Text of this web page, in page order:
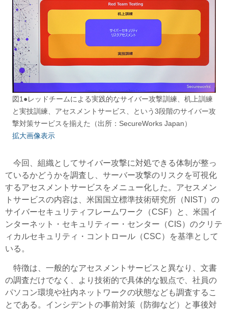
図1●レッドチームによる実践的なサイバー攻撃訓練、机上訓練
と実技訓練、アセスメントサービス、という3段階のサイバー攻
撃対策サービスを揃えた（出所：SecureWorks Japan）
拡大画像表示
今回、組織としてサイバー攻撃に対処できる体制が整っ
ているかどうかを調査し、サーバー攻撃のリスクを可視化
するアセスメントサービスをメニュー化した。アセスメン
トサービスの内容は、米国国立標準技術研究所（NIST）の
サイバーセキュリティフレームワーク（CSF）と、米国イ
ンターネット・セキュリティー・センター（CIS）のクリテ
ィカルセキュリティ・コントロール（CSC）を基準として
いる。
特徴は、一般的なアセスメントサービスと異なり、文書
の調査だけでなく、より技術的で具体的な観点で、社員の
パソコン環境や社内ネットワークの状態なども調査するこ
とである。インシデントの事前対策（防御など）と事後対